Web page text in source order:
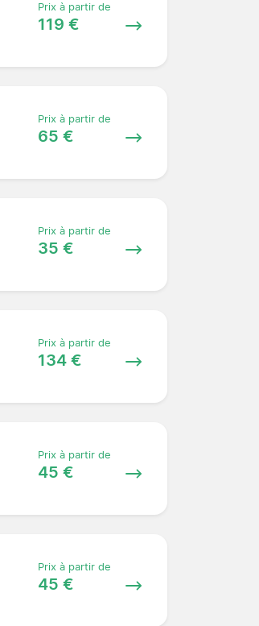
Prix à partir de
119 €
Prix à partir de
65 €
Prix à partir de
35 €
Prix à partir de
134 €
Prix à partir de
45 €
Prix à partir de
45 €